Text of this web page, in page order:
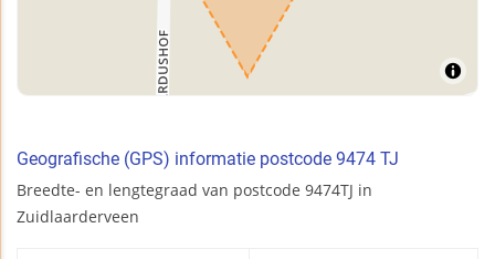
Geografische (GPS) informatie postcode 9474 TJ
Breedte- en lengtegraad van postcode 9474TJ in
Zuidlaarderveen